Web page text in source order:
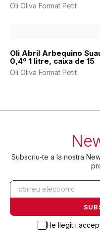
Oli Oliva Format Petit
Oli Abril Arbequino
0,4º 1 litre, caixa de 15
Oli Oliva Format Petit
Subscriu-te a la nostra
He llegit i